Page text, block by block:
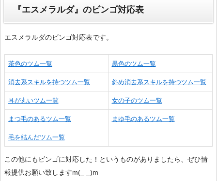
『エスメラルダ』のビンゴ対応表
エスメラルダのビンゴ対応表です。
茶色のツム一覧 黒色のツム一覧
消去系スキルを持つツム一覧 斜め消去系スキルを持つツム一覧
耳が丸いツム一覧 女の子のツム一覧
まつ毛のあるツム一覧 まゆ毛のあるツム一覧
毛を結んだツム一覧
この他にもビンゴに対応した！というものがありましたら、ぜひ情
報提供お願い致しますm(_ _)m